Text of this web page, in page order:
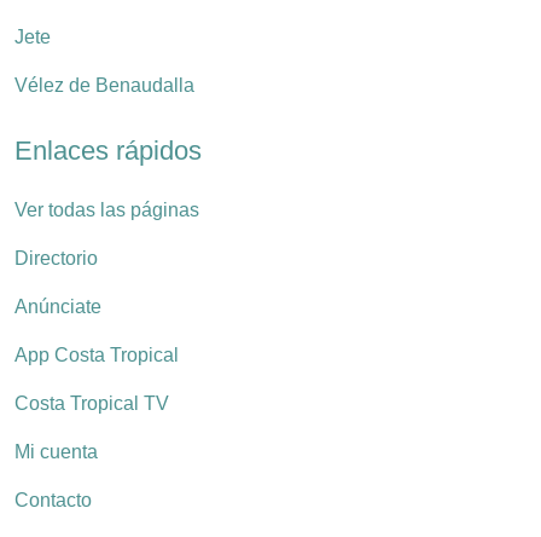
Jete
Vélez de Benaudalla
Enlaces rápidos
Ver todas las páginas
Directorio
Anúnciate
App Costa Tropical
Costa Tropical TV
Mi cuenta
Contacto